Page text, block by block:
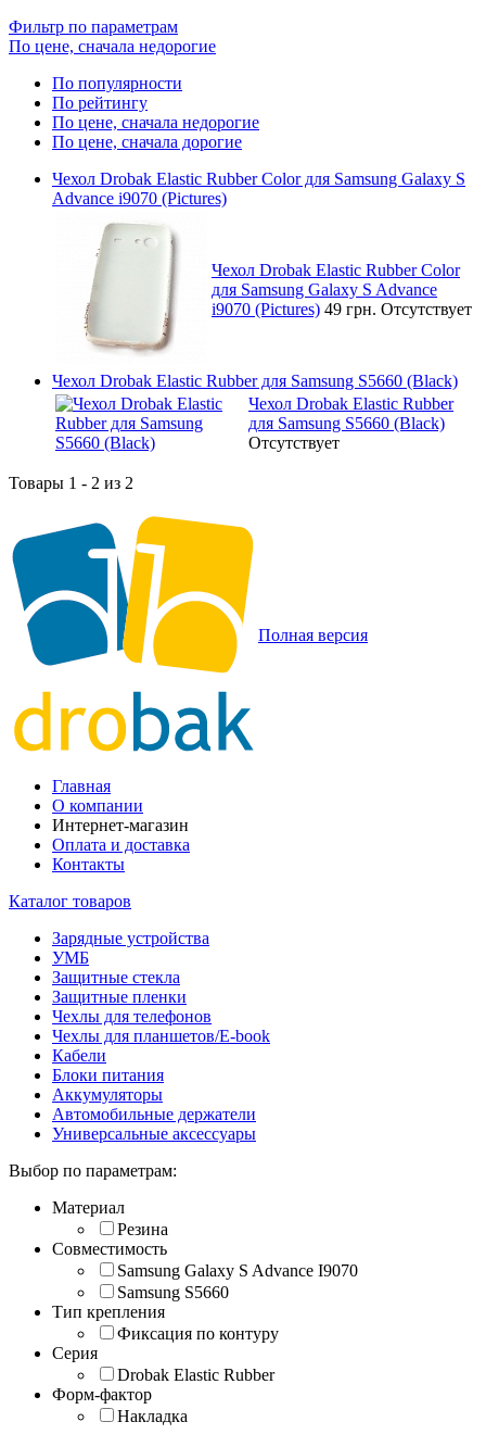
Фильтр по параметрам
По цене, сначала недорогие
По популярности
По рейтингу
По цене, сначала недорогие
По цене, сначала дорогие
Чехол Drobak Elastic Rubber Color для Samsung Galaxy S
Advance i9070 (Pictures)
Чехол Drobak Elastic Rubber Color
для Samsung Galaxy S Advance
i9070 (Pictures) 49 грн. Отсутствует
Чехол Drobak Elastic Rubber для Samsung S5660 (Black)
Чехол Drobak Elastic Rubber
для Samsung S5660 (Black)
Отсутствует
Товары 1 - 2 из 2
Полная версия
Главная
О компании
Интернет-магазин
Оплата и доставка
Контакты
Каталог товаров
Зарядные устройства
УМБ
Защитные стекла
Защитные пленки
Чехлы для телефонов
Чехлы для планшетов/E-book
Кабели
Блоки питания
Аккумуляторы
Автомобильные держатели
Универсальные аксессуары
Выбор по параметрам:
Материал
Резина
Совместимость
Samsung Galaxy S Advance I9070
Samsung S5660
Тип крепления
Фиксация по контуру
Серия
Drobak Elastic Rubber
Форм-фактор
Накладка